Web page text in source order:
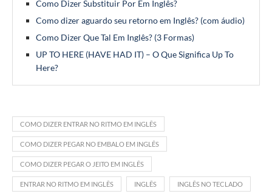
Como Dizer Substituir Por Em Inglês?
Como dizer aguardo seu retorno em Inglês? (com áudio)
Como Dizer Que Tal Em Inglês? (3 Formas)
UP TO HERE (HAVE HAD IT) – O Que Significa Up To
Here?
COMO DIZER ENTRAR NO RITMO EM INGLÊS
COMO DIZER PEGAR NO EMBALO EM INGLÊS
COMO DIZER PEGAR O JEITO EM INGLÊS
ENTRAR NO RITMO EM INGLÊS INGLÊS INGLÊS NO TECLADO